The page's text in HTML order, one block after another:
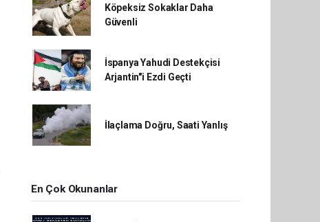
Köpeksiz Sokaklar Daha
Güvenli
İspanya Yahudi Destekçisi
Arjantin"i Ezdi Geçti
İlaçlama Doğru, Saati Yanlış
En Çok Okunanlar